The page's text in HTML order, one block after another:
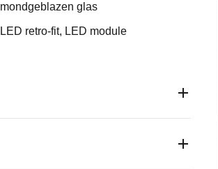
mondgeblazen glas
LED retro-fit, LED module